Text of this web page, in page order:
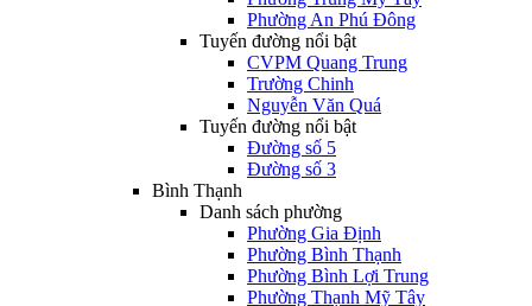
Phường An Phú Đông
Tuyến đường nổi bật
CVPM Quang Trung
Trường Chinh
Nguyễn Văn Quá
Tuyến đường nổi bật
Đường số 5
Đường số 3
Bình Thạnh
Danh sách phường
Phường Gia Định
Phường Bình Thạnh
Phường Bình Lợi Trung
Phường Thạnh Mỹ Tây